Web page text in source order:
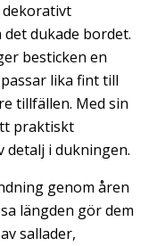
dekorativt
dukade bordet.
besticken en
lika fint till
tillfällen. Med sin
praktiskt
detalj i dukningen.
genom åren
längden gör dem
sallader,